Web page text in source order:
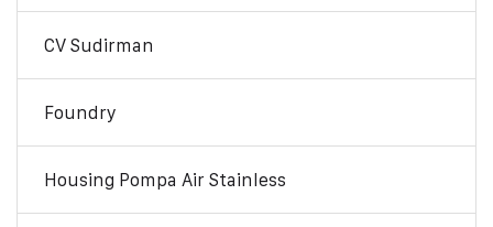
CV Sudirman
Foundry
Housing Pompa Air Stainless